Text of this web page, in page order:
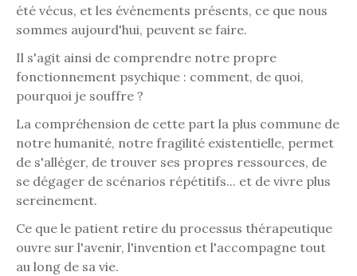
été vécus, et les événements présents, ce que nous
sommes aujourd'hui, peuvent se faire.
Il s'agit ainsi de comprendre notre propre
fonctionnement psychique : comment, de quoi,
pourquoi je souffre ?
La compréhension de cette part la plus commune de
notre humanité, notre fragilité existentielle, permet
de s'alléger, de trouver ses propres ressources, de
se dégager de scénarios répétitifs... et de vivre plus
sereinement.
Ce que le patient retire du processus thérapeutique
ouvre sur l'avenir, l'invention et l'accompagne tout
au long de sa vie.